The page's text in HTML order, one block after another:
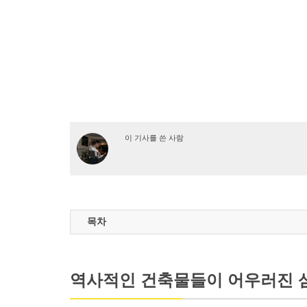
이 기사를 쓴 사람
목차
역사적인 건축물들이 어우러진